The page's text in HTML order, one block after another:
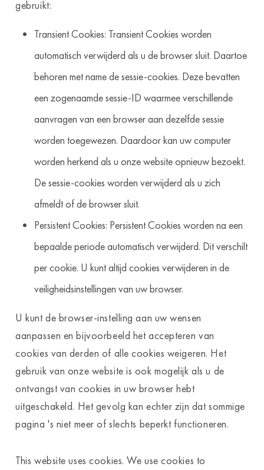
gebruikt:
Transient Cookies: Transient Cookies worden
automatisch verwijderd als u de browser sluit. Daartoe
behoren met name de sessie-cookies. Deze bevatten
een zogenaamde sessie-ID waarmee verschillende
aanvragen van een browser aan dezelfde sessie
worden toegewezen. Daardoor kan uw computer
worden herkend als u onze website opnieuw bezoekt.
De sessie-cookies worden verwijderd als u zich
afmeldt of de browser sluit.
Persistent Cookies: Persistent Cookies worden na een
bepaalde periode automatisch verwijderd. Dit verschilt
per cookie. U kunt altijd cookies verwijderen in de
veiligheidsinstellingen van uw browser.
U kunt de browser-instelling aan uw wensen
aanpassen en bijvoorbeeld het accepteren van
cookies van derden of alle cookies weigeren. Het
gebruik van onze website is ook mogelijk als u de
ontvangst van cookies in uw browser hebt
uitgeschakeld. Het gevolg kan echter zijn dat sommige
pagina 's niet meer of slechts beperkt functioneren.
This website uses cookies. We use cookies to